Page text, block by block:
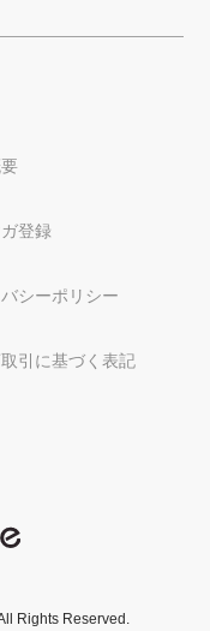
登録
シーポリシー
引に基づく表記
Rights Reserved.